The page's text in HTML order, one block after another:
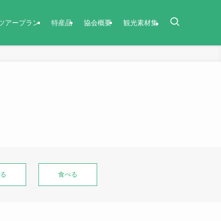
アープラン 特産品 協会概要 観光素材集
食べる